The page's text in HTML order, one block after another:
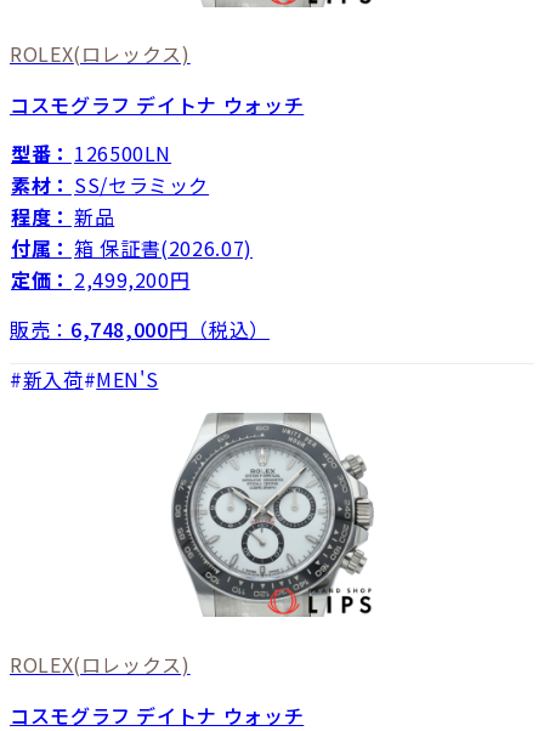
ROLEX(ロレックス)
コスモグラフ デイトナ ウォッチ
型番： 126500LN
素材： SS/セラミック
程度： 新品
付属： 箱 保証書(2026.07)
定価： 2,499,200円
販売： 6,748,000円（税込）
新入荷 MEN'S
ROLEX(ロレックス)
コスモグラフ デイトナ ウォッチ